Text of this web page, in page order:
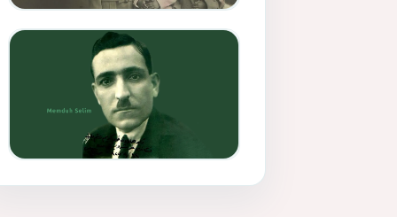
Mihemed Mîhrî Hîlav ji
afirênerên rewşenbîriya
Memduh Selim ve Xoybûn